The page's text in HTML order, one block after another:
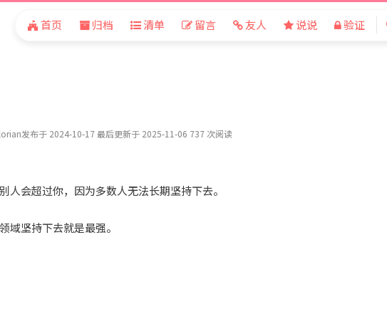
首页 归档 清单 留言 友人 说说 验证
发布于 2024-10-17 最后更新于 2025-11-06 737 次阅读
人会超过你，因为多数人无法长期坚持下去。
域坚持下去就是最强。